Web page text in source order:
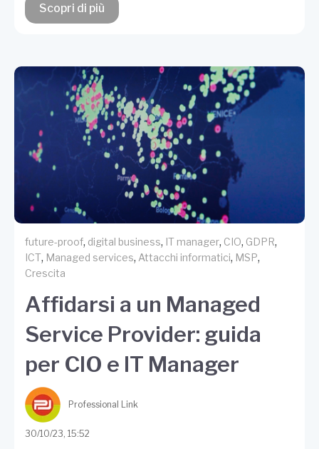
Scopri di più
future-proof, digital business, IT manager, CIO, GDPR,
ICT, Managed services, Attacchi informatici, MSP,
Crescita
Affidarsi a un Managed
Service Provider: guida
per CIO e IT Manager
Professional Link
30/10/23, 15:52